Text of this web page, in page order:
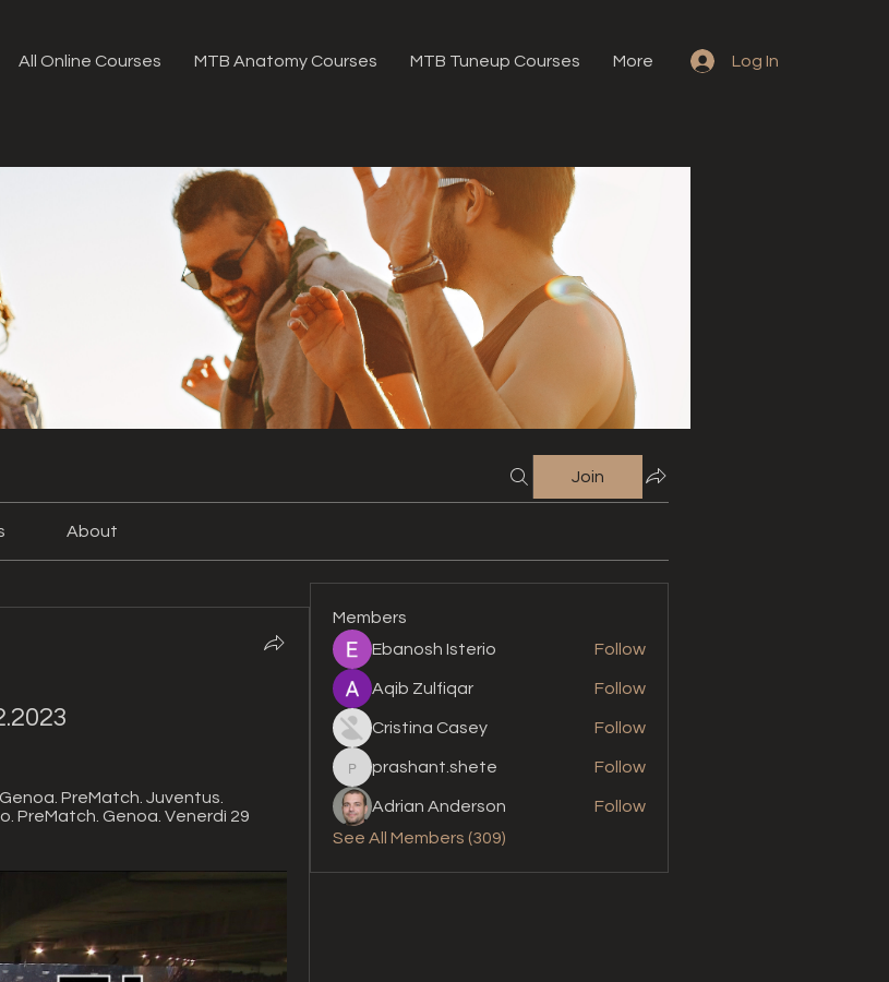
All Online Courses MTB Anatomy Courses MTB Tuneup Courses More Log In
Join
About
PreMatch. Juventus.
PreMatch. Genoa. Venerdì 29
Members
Ebanosh Isterio
Follow
Aqib Zulfiqar Follow
Cristina Casey Follow
prashant.shete
prashant.shete Follow
Adrian Anderson
Follow
See All Members (309)